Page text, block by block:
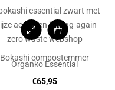
Bokashi compostemmer
Organko Essential
€65,95